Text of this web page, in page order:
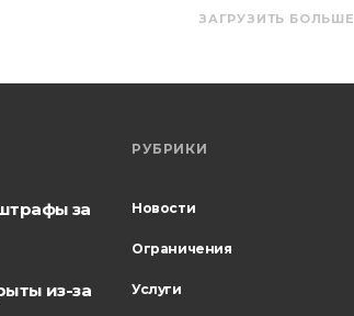
ЗАГРУЗИТЬ БОЛЬШЕ
за
из-за
РУБРИКИ
Новости
Ограничения
Услуги